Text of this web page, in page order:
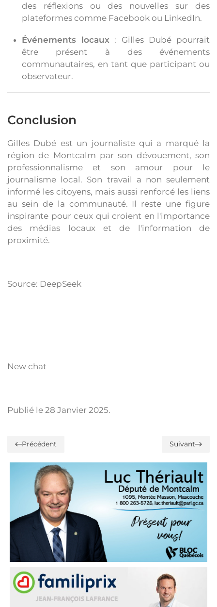
des réflexions ou des nouvelles sur des
plateformes comme Facebook ou LinkedIn.
Événements locaux : Gilles Dubé pourrait
être présent à des événements
communautaires, en tant que participant ou
observateur.
Conclusion
Gilles Dubé est un journaliste qui a marqué la
région de Montcalm par son dévouement, son
professionnalisme et son amour pour le
journalisme local. Son travail a non seulement
informé les citoyens, mais aussi renforcé les liens
au sein de la communauté. Il reste une figure
inspirante pour ceux qui croient en l'importance
des médias locaux et de l'information de
proximité.
Source: DeepSeek
New chat
Publié le 28 Janvier 2025.
Précédent Suivant